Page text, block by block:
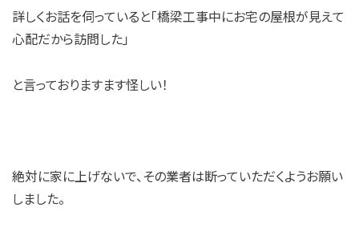
詳しくお話を伺っていると「橋梁工事中にお宅の屋根が見えて
心配だから訪問した」
と言っておりますます怪しい！
絶対に家に上げないで、その業者は断っていただくようお願い
しました。